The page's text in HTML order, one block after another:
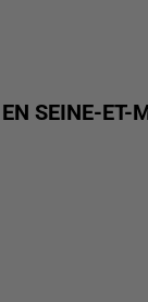
SEINE-ET-